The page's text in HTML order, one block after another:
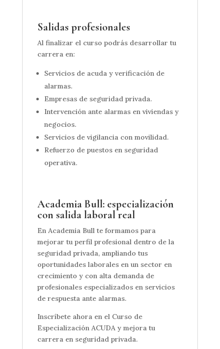
Salidas profesionales
Al finalizar el curso podrás desarrollar tu
carrera en:
Servicios de acuda y verificación de
alarmas.
Empresas de seguridad privada.
Intervención ante alarmas en viviendas y
negocios.
Servicios de vigilancia con movilidad.
Refuerzo de puestos en seguridad
operativa.
Academia Bull: especialización
con salida laboral real
En Academia Bull te formamos para
mejorar tu perfil profesional dentro de la
seguridad privada, ampliando tus
oportunidades laborales en un sector en
crecimiento y con alta demanda de
profesionales especializados en servicios
de respuesta ante alarmas.
Inscríbete ahora en el Curso de
Especialización ACUDA y mejora tu
carrera en seguridad privada.